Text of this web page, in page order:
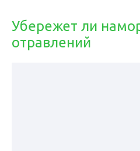
Убережет ли
отравлений